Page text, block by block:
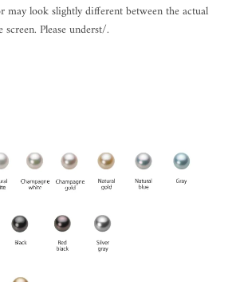
may look slightly different between the actual
Please underst/.